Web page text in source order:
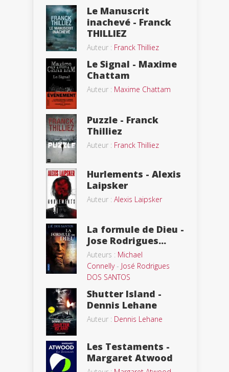
Le Manuscrit
inachevé - Franck
THILLIEZ
Auteur : Franck Thilliez
Le Signal - Maxime
Chattam
Auteur : Maxime Chattam
Puzzle - Franck
Thilliez
Auteur : Franck Thilliez
Hurlements - Alexis
Laipsker
Auteur : Alexis Laipsker
La formule de Dieu -
Jose Rodrigues...
Auteurs : Michael
Connelly- José Rodrigues
DOS SANTOS
Shutter Island -
Dennis Lehane
Auteur : Dennis Lehane
Les Testaments -
Margaret Atwood